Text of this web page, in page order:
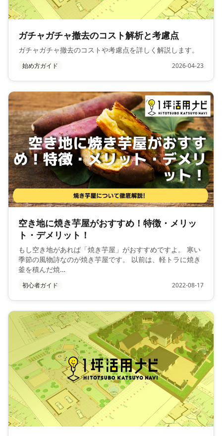
ガチャガチャ撤去のコスト解析と考慮点
ガチャガチャ撤去のコストや考慮点を詳しく解説します。
始め方ガイド 2026-04-23
空き地に焼き芋屋がおすすめ！特徴・メリッ
ト・デメリット！
もし空き地があれば「焼き芋屋」がおすすめですよ。 寒い
季節の風物詩なのが焼き芋屋です。 以前は、軽トラに焼き
釜を積んだ焼…
初心者ガイド 2022-08-17